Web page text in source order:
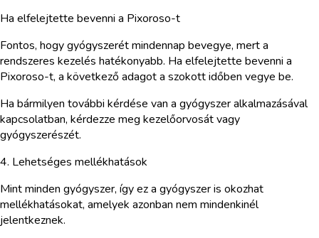
Ha elfelejtette bevenni a Pixoroso-t
Fontos, hogy gyógyszerét mindennap bevegye, mert a
rendszeres kezelés hatékonyabb. Ha elfelejtette bevenni a
Pixoroso-t, a következő adagot a szokott időben vegye be.
Ha bármilyen további kérdése van a gyógyszer alkalmazásával
kapcsolatban, kérdezze meg kezelőorvosát vagy
gyógyszerészét.
4. Lehetséges mellékhatások
Mint minden gyógyszer, így ez a gyógyszer is okozhat
mellékhatásokat, amelyek azonban nem mindenkinél
jelentkeznek.